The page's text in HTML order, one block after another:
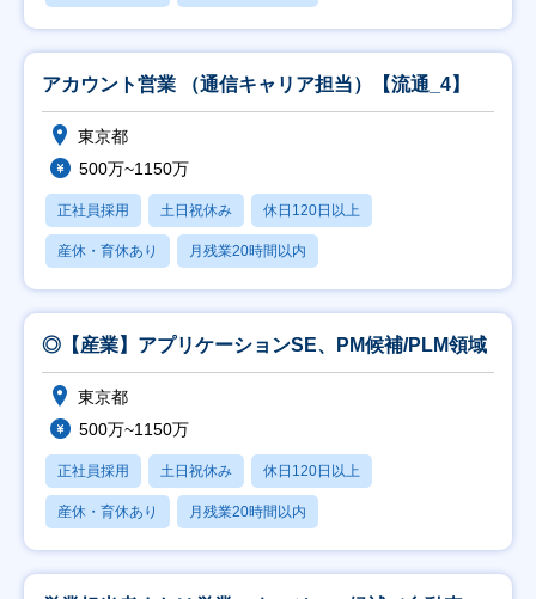
アカウント営業 （通信キャリア担当）【流通_4】
東京都
500万~1150万
正社員採用 土日祝休み 休日120日以上
産休・育休あり 月残業20時間以内
◎【産業】アプリケーションSE、PM候補/PLM領域
東京都
500万~1150万
正社員採用 土日祝休み 休日120日以上
産休・育休あり 月残業20時間以内